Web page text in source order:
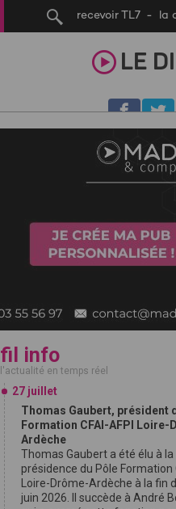
recevoir TL7 - la
LE
fil info
l'actualité en temps réel
27 juillet
Thomas Gaubert, président
Formation CFAI-AFPI Loire-
Ardèche
Thomas Gaubert a été élu à la
présidence du Pôle Formation
Loire-Drôme-Ardèche à la fin
juin 2026. Il succède à André